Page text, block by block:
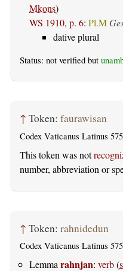
Mkons)
WS 1910, p. 6: Pl.M
dative plural
Status: not verified but
↑ Token: faurawisan
Codex Vaticanus Latinus
This token was not
number, abbreviation or
↑ Token: rahnidedun
Codex Vaticanus Latinus
Lemma rahnjan: verb(